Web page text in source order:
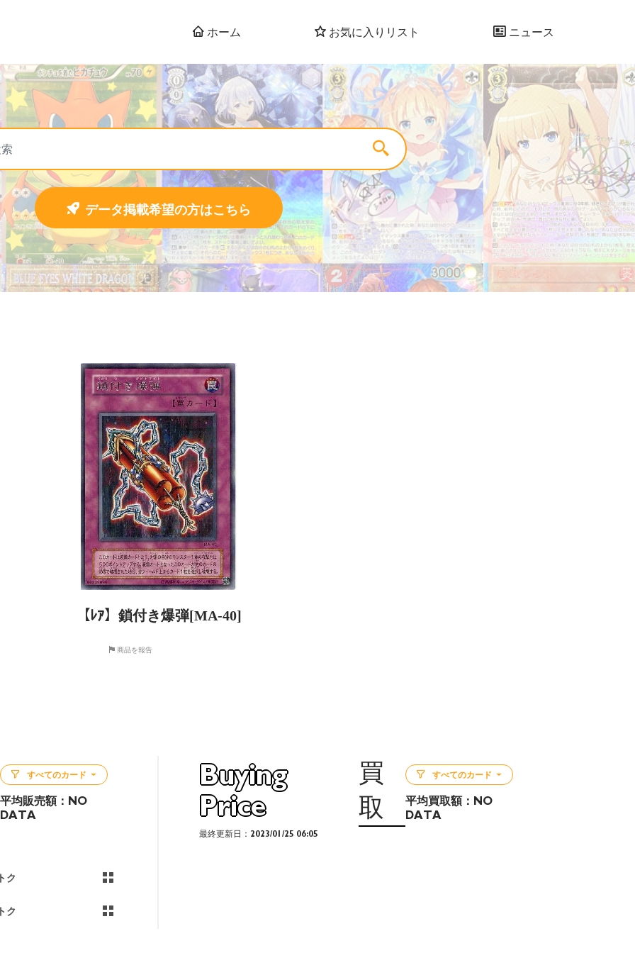
ホーム お気に入りリスト ニュース
データ掲載希望の方はこちら
【ﾚｱ】鎖付き爆弾[MA-40]
商品を報告
すべてのカード
平均販売額： NO
DATA
ク
ク
Buying
Price
買
取
最終更新日：2023/01/25 06:05
すべてのカード
平均買取額： NO
DATA